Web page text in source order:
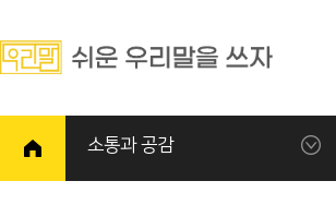
소통과 공감